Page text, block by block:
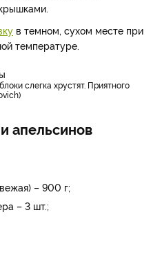
в темном, сухом месте при
температуре.
апельсинов
– 900 г;
– 3 шт.;